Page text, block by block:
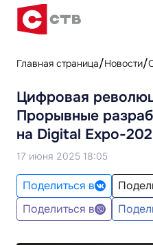
Главная страница Новости
Цифровая
Прорывные
на Digital Expo-
17 июня 2025 18:05
Поделиться в
Поделиться в